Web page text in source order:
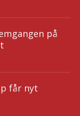
på
får nyt